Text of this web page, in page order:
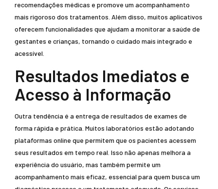
recomendações médicas e promove um acompanhamento
mais rigoroso dos tratamentos. Além disso, muitos aplicativos
oferecem funcionalidades que ajudam a monitorar a saúde de
gestantes e crianças, tornando o cuidado mais integrado e
acessível.
Resultados Imediatos e
Acesso à Informação
Outra tendência é a entrega de resultados de exames de
forma rápida e prática. Muitos laboratórios estão adotando
plataformas online que permitem que os pacientes acessem
seus resultados em tempo real. Isso não apenas melhora a
experiência do usuário, mas também permite um
acompanhamento mais eficaz, essencial para quem busca um